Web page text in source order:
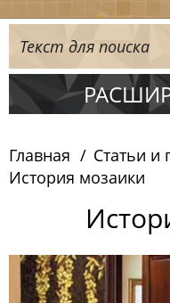
Главная
Статьи и
История мозаики